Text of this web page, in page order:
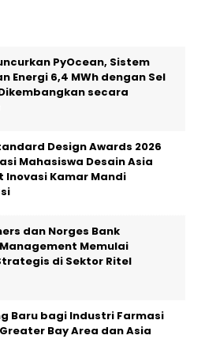
PyOcean, Sistem
Energi 6,4 MWh dengan Sel
secara
Design Awards 2026
Mahasiswa Desain Asia
Inovasi Kamar Mandi
dan Norges Bank
Memulai
di Sektor Ritel
Baru bagi Industri Farmasi
Bay Area dan Asia